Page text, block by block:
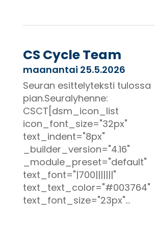
CS Cycle Team
maanantai 25.5.2026
Seuran esittelyteksti tulossa
pian.Seuralyhenne:
CSCT[dsm_icon_list
icon_font_size="32px"
text_indent="8px"
_builder_version="4.16"
_module_preset="default"
text_font="|700|||||||"
text_text_color="#003764"
text_font_size="23px"...